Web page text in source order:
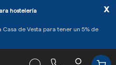
hostelería
Casa de Vesta para tener un 5% de
x